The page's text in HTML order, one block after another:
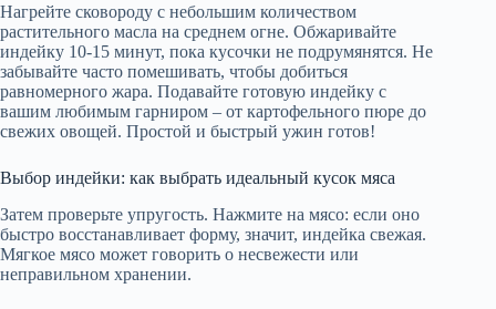
Нагрейте сковороду с небольшим количеством
растительного масла на среднем огне. Обжаривайте
индейку 10-15 минут, пока кусочки не подрумянятся. Не
забывайте часто помешивать, чтобы добиться
равномерного жара. Подавайте готовую индейку с
вашим любимым гарниром – от картофельного пюре до
свежих овощей. Простой и быстрый ужин готов!
Выбор индейки: как выбрать идеальный кусок мяса
Затем проверьте упругость. Нажмите на мясо: если оно
быстро восстанавливает форму, значит, индейка свежая.
Мягкое мясо может говорить о несвежести или
неправильном хранении.